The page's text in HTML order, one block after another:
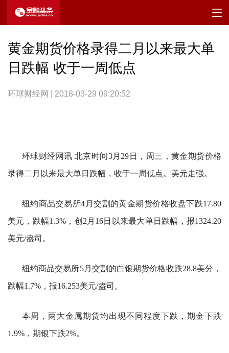
黄金期货价格录得二月以来最大单
日跌幅 收于一周低点
环球财经网 | 2018-03-29 09:20:52
环球财经网讯 北京时间3月29日，周三，黄金期货价格
录得二月以来最大单日跌幅，收于一周低点。美元走强。
纽约商品交易所4月交割的黄金期货价格收盘下跌17.80
美元，跌幅1.3%，创2月16日以来最大单日跌幅，报1324.20
美元/盎司。
纽约商品交易所5月交割的白银期货价格收跌28.8美分，
跌幅1.7%，报16.253美元/盎司。
本周，两大金属期货均出现不同程度下跌，期金下跌
1.9%，期银下跌2%。